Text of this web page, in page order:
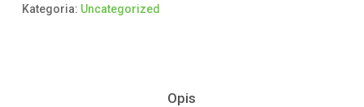
Kategoria: Uncategorized
Opis